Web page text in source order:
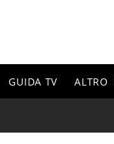
GUIDA TV ALTRO